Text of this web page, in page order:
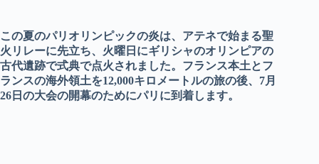
この夏のパリオリンピックの炎は、アテネで始まる聖
火リレーに先立ち、火曜日にギリシャのオリンピアの
古代遺跡で式典で点火されました。フランス本土とフ
ランスの海外領土を12,000キロメートルの旅の後、7月
26日の大会の開幕のためにパリに到着します。